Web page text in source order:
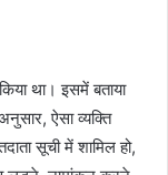
था। इसमें बताया
ऐसा व्यक्ति
सूची में शामिल हो,